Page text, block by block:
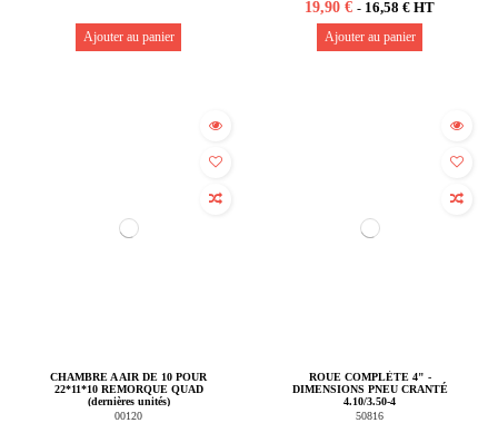
Ajouter au panier
19,90 € - 16,58 € HT
Ajouter au panier
CHAMBRE A AIR DE 10 POUR
22*11*10 REMORQUE QUAD
(dernières unités)
00120
ROUE COMPLÈTE 4" -
DIMENSIONS PNEU CRANTÉ
4.10/3.50-4
50816